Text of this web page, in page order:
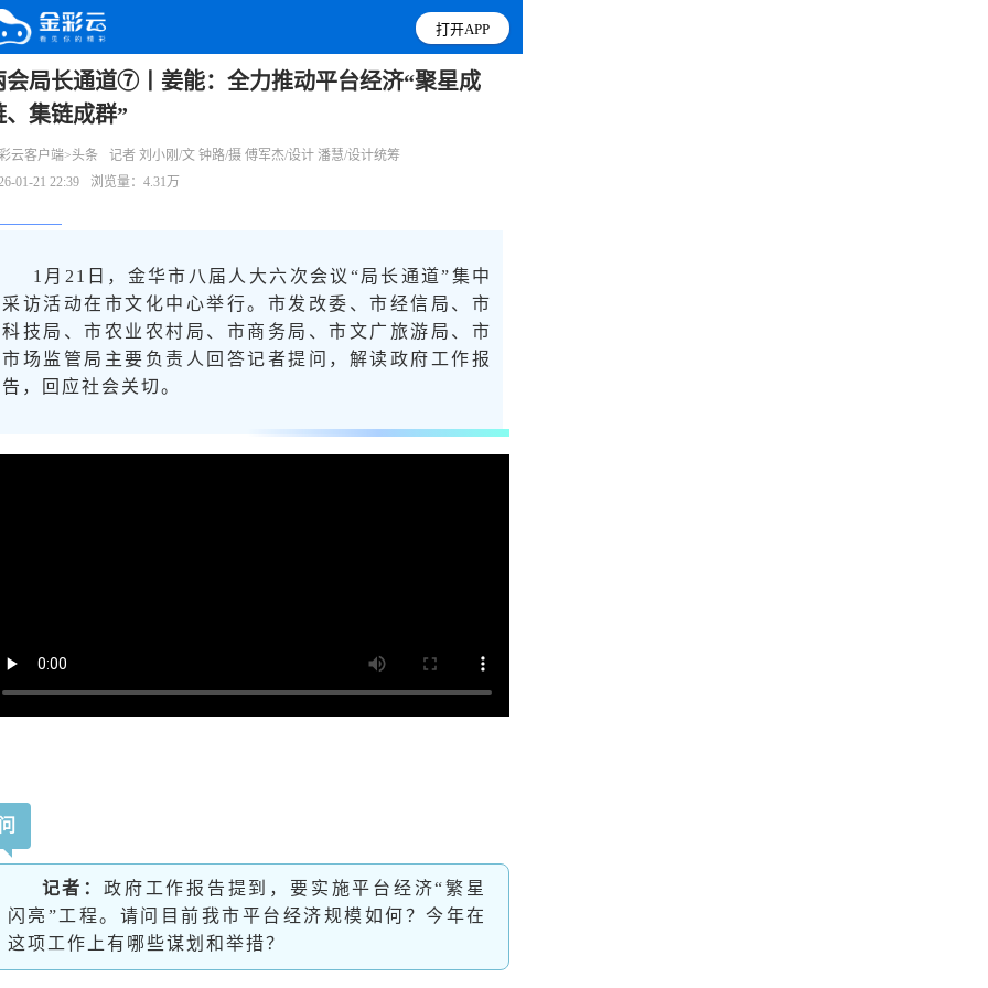
打开APP
会局长通道⑦丨姜能：全力推动平台经济“聚星成
、集链成群”
云客户端>头条
记者 刘小刚/文 钟路/摄 傅军杰/设计 潘慧/设计统筹
01-21 22:39
浏览量：4.31万
1月21日，金华市八届人大六次会议“局长通道”集中
采访活动在市文化中心举行。市发改委、市经信局、市
科技局、市农业农村局、市商务局、市文广旅游局、市
市场监管局主要负责人回答记者提问，解读政府工作报
告，回应社会关切。
记者： 政府工作报告提到，要实施平台经济“繁星
闪亮”工程。请问目前我市平台经济规模如何？今年在
这项工作上有哪些谋划和举措？